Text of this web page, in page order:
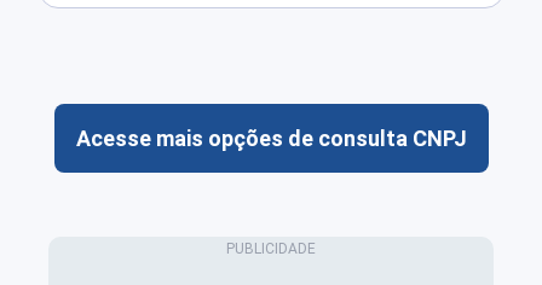
Acesse mais opções de consulta CNPJ